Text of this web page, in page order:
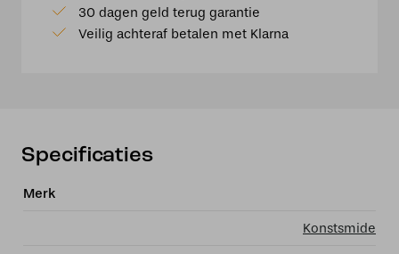
lichts
100cm,
30 dagen geld terug garantie
Veilig achteraf betalen met Klarna
Specificaties
Merk
Konstsmide